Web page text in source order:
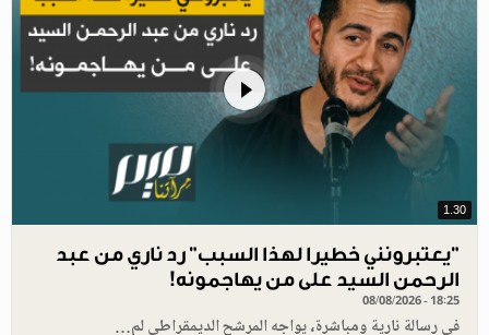
1.30
"يعتبرونني خطيرا لهذا السبب" رد ناري من عبد
الرحمن السيد على من يهاجمونه!
08/08/2026 - 18:25
في رسالة نارية ومباشرة، يواجه المرشح الديمقراطي لم…